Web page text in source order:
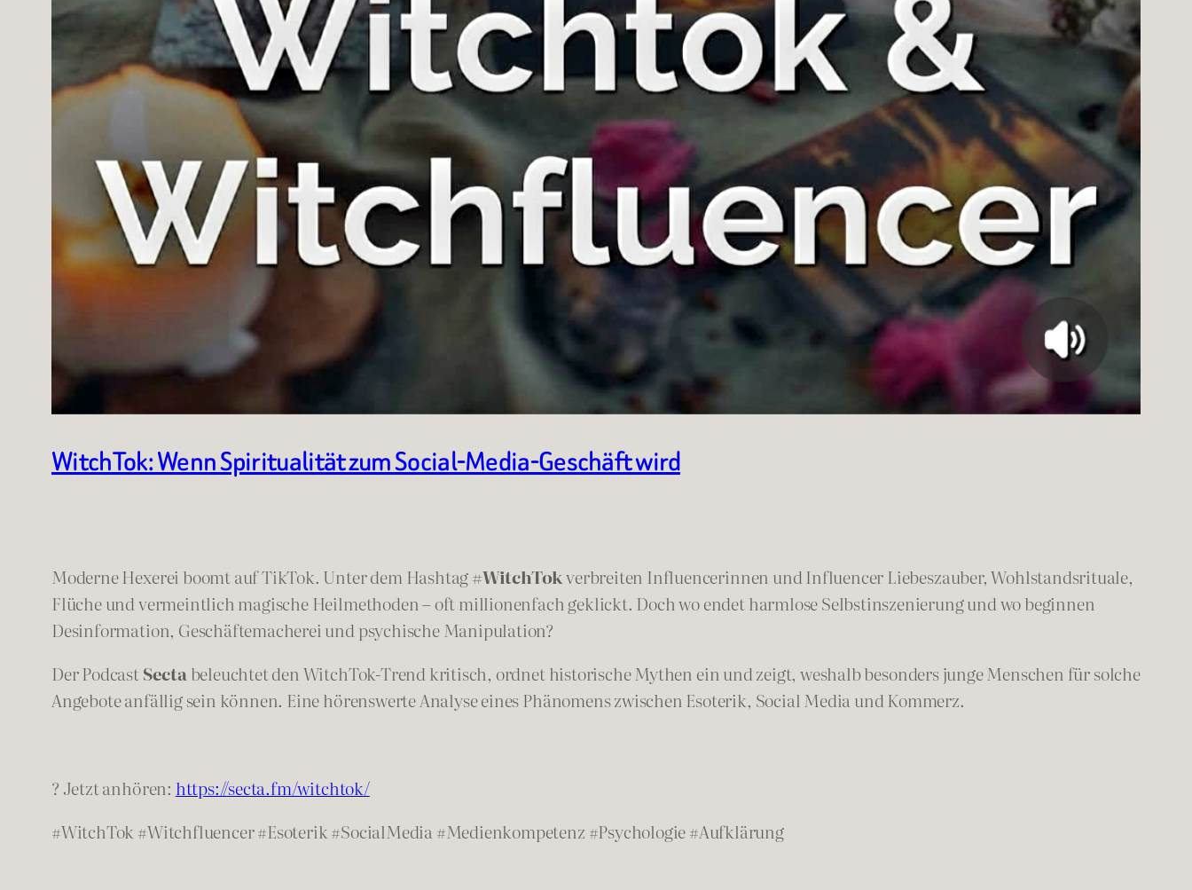
WitchTok: Wenn Spiritualität zum Social-Media-Geschäft wird
Moderne Hexerei boomt auf TikTok. Unter dem Hashtag#WitchTokverbreiten Influencerinnen und Influencer Liebeszauber, Wohlstandsrituale,
Flüche und vermeintlich magische Heilmethoden – oft millionenfach geklickt. Doch wo endet harmlose Selbstinszenierung und wo beginnen
Desinformation, Geschäftemacherei und psychische Manipulation?
Der PodcastSectabeleuchtet den WitchTok-Trend kritisch, ordnet historische Mythen ein und zeigt, weshalb besonders junge Menschen für solche
Angebote anfällig sein können. Eine hörenswerte Analyse eines Phänomens zwischen Esoterik, Social Media und Kommerz.
? Jetzt anhören: https://secta.fm/witchtok/
#WitchTok #Witchfluencer #Esoterik #SocialMedia #Medienkompetenz #Psychologie #Aufklärung